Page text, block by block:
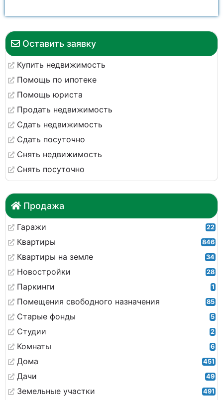
Оставить заявку
Купить недвижимость
Помощь по ипотеке
Помощь юриста
Продать недвижимость
Сдать недвижимость
Сдать посуточно
Снять недвижимость
Снять посуточно
Продажа
Гаражи 22
Квартиры 846
Квартиры на земле 34
Новостройки 28
Паркинги 1
Помещения свободного назначения 85
Старые фонды 5
Студии 2
Комнаты 6
Дома 451
Дачи 49
Земельные участки 491